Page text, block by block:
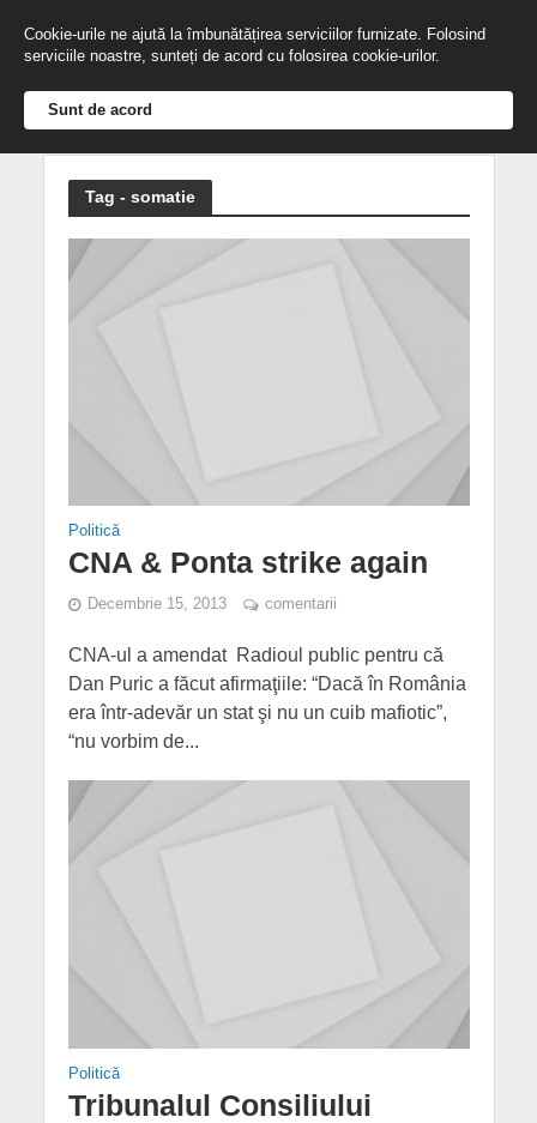
Tag - somatie
Politică
CNA & Ponta strike again
Decembrie 15, 2013 comentarii
CNA-ul a amendat Radioul public pentru că
Dan Puric a făcut afirmaţiile: “Dacă în România
era într-adevăr un stat şi nu un cuib mafiotic”,
“nu vorbim de...
Politică
Tribunalul Consiliului
Cookie-urile ne ajută la îmbunătățirea serviciilor furnizate. Folosind
serviciile noastre, sunteți de acord cu folosirea cookie-urilor.
Sunt de acord